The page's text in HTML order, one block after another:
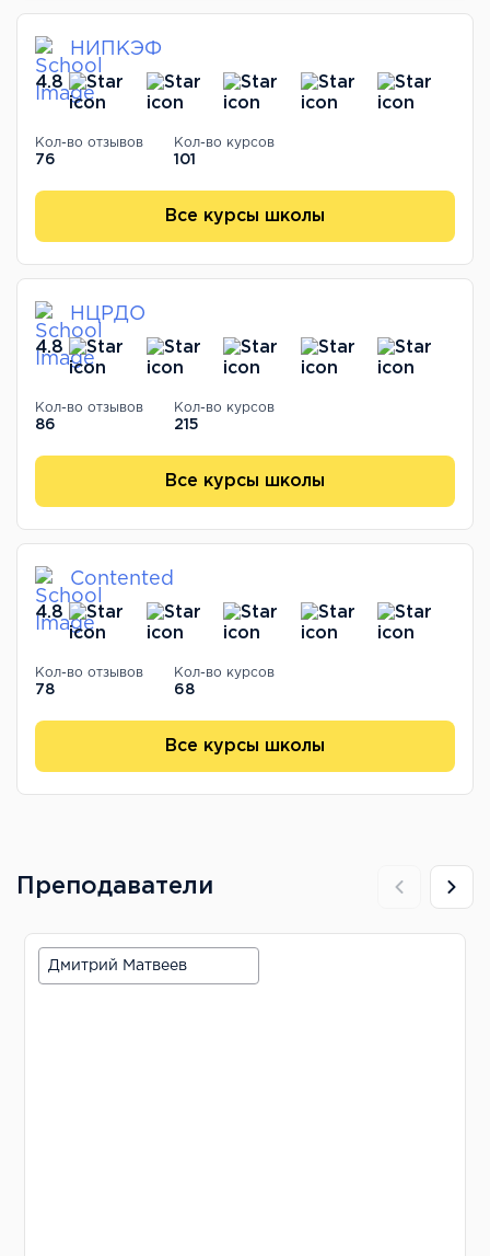
НИПКЭФ
4.8
Кол-во отзывов
76
Кол-во курсов
101
Все курсы школы
НЦРДО
4.8
Кол-во отзывов
86
Кол-во курсов
215
Все курсы школы
Contented
4.8
Кол-во отзывов
78
Кол-во курсов
68
Все курсы школы
Преподаватели
Дмитрий Матвеев